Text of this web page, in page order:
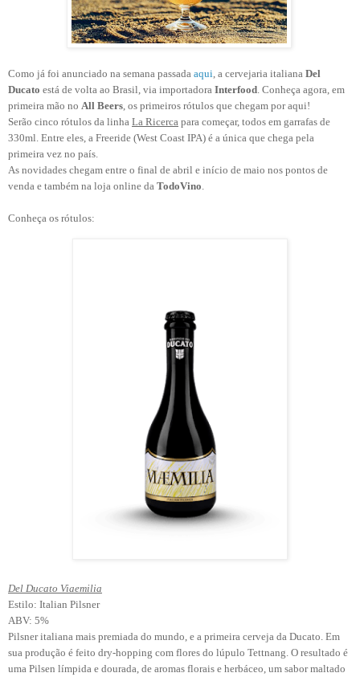
Como já foi anunciado na semana passada aqui , a cervejaria italiana Del
Ducato está de volta ao Brasil, via importadora Interfood . Conheça agora, em
primeira mão no All Beers , os primeiros rótulos que chegam por aqui!
Serão cinco rótulos da linha La Ricerca para começar, todos em garrafas de
330ml. Entre eles, a Freeride (West Coast IPA) é a única que chega pela
primeira vez no país.
As novidades chegam entre o final de abril e início de maio nos pontos de
venda e também na loja online da TodoVino
Conheça os rótulos:
Del Ducato Viaemilia
Estilo: Italian Pilsner
ABV: 5%
Pilsner italiana mais premiada do mundo, e a primeira cerveja da Ducato. Em
sua produção é feito dry-hopping com flores do lúpulo Tettnang. O resultado é
uma Pilsen límpida e dourada, de aromas florais e herbáceo, um sabor maltado